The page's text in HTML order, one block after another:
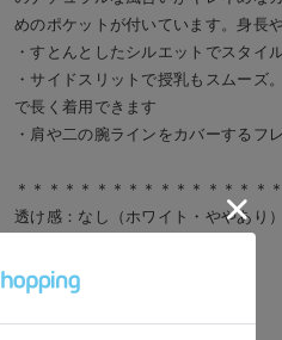
めのポケットが付いています。身長
・すとんとしたシルエットでスタイ
・サイドスリットで授乳もスムーズ
で長く着用できます
・肩や二の腕ラインをカバーするフ
＊＊＊＊＊＊＊＊＊＊＊＊＊＊＊＊
透け感：なし（ホワイト・ややあり）
伸縮性：なし
光沢感：なし
生地の厚さ：普通
カートへ進む
ITEMS
を確認する